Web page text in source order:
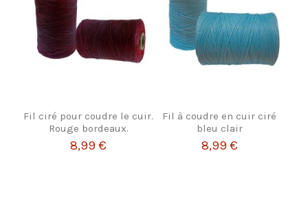
Fil ciré pour coudre le cuir.
Rouge bordeaux.
8,99 €
Fil à coudre en cuir ciré
bleu clair
8,99 €